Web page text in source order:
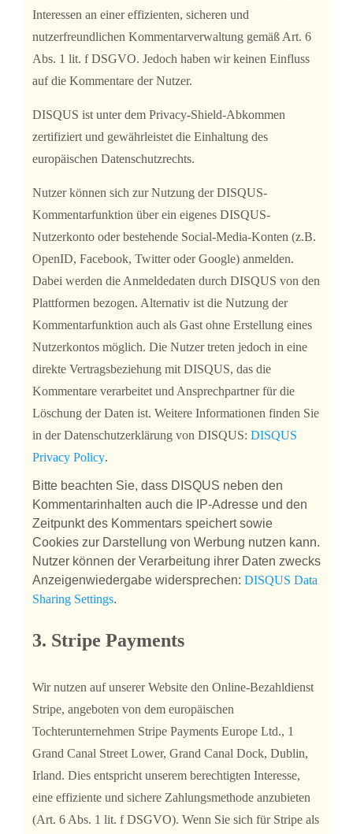
Interessen an einer effizienten, sicheren und
nutzerfreundlichen Kommentarverwaltung gemäß Art. 6
Abs. 1 lit. f DSGVO. Jedoch haben wir keinen Einfluss
auf die Kommentare der Nutzer.
DISQUS ist unter dem Privacy-Shield-Abkommen
zertifiziert und gewährleistet die Einhaltung des
europäischen Datenschutzrechts.
Nutzer können sich zur Nutzung der DISQUS-
Kommentarfunktion über ein eigenes DISQUS-
Nutzerkonto oder bestehende Social-Media-Konten (z.B.
OpenID, Facebook, Twitter oder Google) anmelden.
Dabei werden die Anmeldedaten durch DISQUS von den
Plattformen bezogen. Alternativ ist die Nutzung der
Kommentarfunktion auch als Gast ohne Erstellung eines
Nutzerkontos möglich. Die Nutzer treten jedoch in eine
direkte Vertragsbeziehung mit DISQUS, das die
Kommentare verarbeitet und Ansprechpartner für die
Löschung der Daten ist. Weitere Informationen finden Sie
in der Datenschutzerklärung von DISQUS: DISQUS
Privacy Policy.
Bitte beachten Sie, dass DISQUS neben den
Kommentarinhalten auch die IP-Adresse und den
Zeitpunkt des Kommentars speichert sowie
Cookies zur Darstellung von Werbung nutzen kann.
Nutzer können der Verarbeitung ihrer Daten zwecks
Anzeigenwiedergabe widersprechen: DISQUS Data
Sharing Settings.
3. Stripe Payments
Wir nutzen auf unserer Website den Online-Bezahldienst
Stripe, angeboten von dem europäischen
Tochterunternehmen Stripe Payments Europe Ltd., 1
Grand Canal Street Lower, Grand Canal Dock, Dublin,
Irland. Dies entspricht unserem berechtigten Interesse,
eine effiziente und sichere Zahlungsmethode anzubieten
(Art. 6 Abs. 1 lit. f DSGVO). Wenn Sie sich für Stripe als